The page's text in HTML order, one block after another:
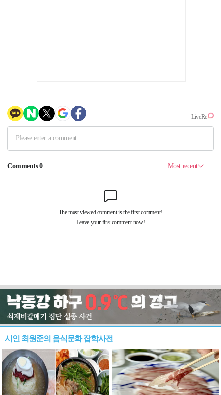
시인 최원준의 음식문화 잡학사전